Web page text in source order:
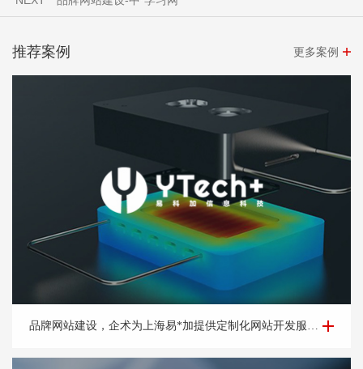
推荐案例 更多案例
品牌网站建设-上海易*加信息科技有限公司